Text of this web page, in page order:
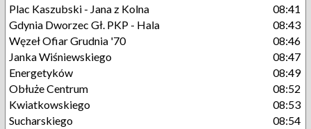
Plac Kaszubski - Jana z Kolna
08:41
Gdynia Dworzec Gł. PKP - Hala
08:43
Węzeł Ofiar Grudnia '70
08:46
Janka Wiśniewskiego
08:47
Energetyków
08:49
Obłuże Centrum
08:52
Kwiatkowskiego
08:53
Sucharskiego
08:54